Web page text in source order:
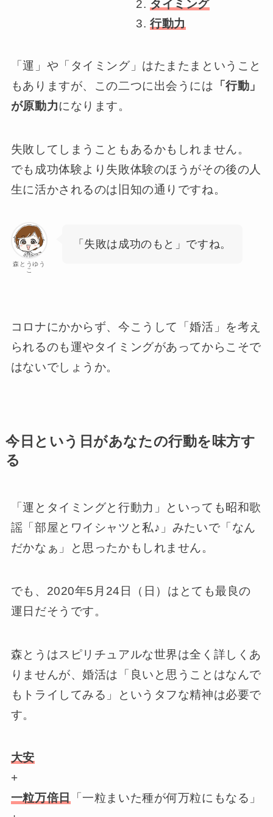
タイミング
行動力
「運」や「タイミング」はたまたまということ
もありますが、この二つに出会うには 「行動」
が原動力になります。
失敗してしまうこともあるかもしれません。
でも成功体験より失敗体験のほうがその後の人
生に活かされるのは旧知の通りですね。
森とうゆう
こ
「失敗は成功のもと」ですね。
コロナにかからず、今こうして「婚活」を考え
られるのも運やタイミングがあってからこそで
はないでしょうか。
今日という日があなたの行動を味方す
る
「運とタイミングと行動力」といっても昭和歌
謡「部屋とワイシャツと私♪」みたいで「なん
だかなぁ」と思ったかもしれません。
でも、2020年5月24日（日）はとても最良の
運日だそうです。
森とうはスピリチュアルな世界は全く詳しくあ
りませんが、婚活は「良いと思うことはなんで
もトライしてみる」というタフな精神は必要で
す。
大安
+
一粒万倍日
「一粒まいた種が何万粒にもなる」